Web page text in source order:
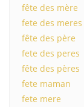
fête des mère
fete des meres
fête des père
fete des peres
fête des pères
fete maman
fete mere